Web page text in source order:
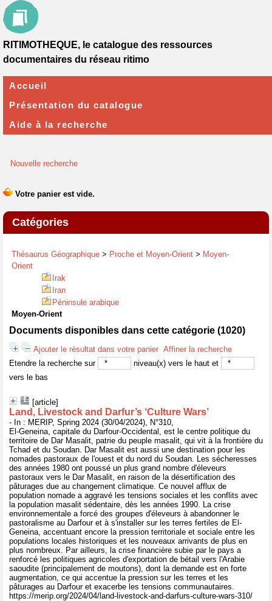
Nouvelle recherche
Catégories
Thésaurus Géographique > Proche et Moyen-Orient > Moyen-
Orient
Irak
Iran
Péninsule arabique
Moyen-Orient
Documents disponibles dans cette catégorie (1020)
Ajouter le résultat dans votre panier Affiner la recherche
Etendre la recherche sur
niveau(x) vers le haut et
vers le bas
[article]
Land, Livestock and Darfur’s ‘Culture Wars’
- In : MERIP, Spring 2024 (30/04/2024), N°310,
El-Geneina, capitale du Darfour-Occidental, est le centre politique du
territoire de Dar Masalit, patrie du peuple masalit, qui vit à la frontière du
Tchad et du Soudan. Dar Masalit est aussi une destination pour les
nomades pastoraux de l'ouest et du nord du Soudan. Les sécheresses
des années 1980 ont poussé un plus grand nombre d'éleveurs
pastoraux vers le Dar Masalit, en raison de la désertification des
pâturages due au changement climatique. Ce nouvel afflux de
population nomade a aggravé les tensions sociales et les conflits avec
la population masalit sédentaire, dès les années 1990. La crise
environnementale a forcé des groupes d'éleveurs à abandonner le
pastoralisme au Darfour et à s'installer sur les terres fertiles de El-
Geneina, accentuant encore la pression territoriale et sociale entre les
populations locales historiques et les nouveaux arrivants de plus en
plus nombreux. Par ailleurs, la crise financière subie par le pays a
renforcé les politiques agricoles d'exportation de bétail vers l'Arabie
saoudite (principalement de moutons), dont la demande est en forte
augmentation, ce qui accentue la pression sur les terres et les
pâturages au Darfour et exacerbe les tensions communautaires.
https://merip.org/2024/04/land-livestock-and-darfurs-culture-wars-310/
RITIMOTHEQUE, le catalogue des ressources
documentaires du réseau ritimo
Accueil
Présentation du catalogue
Aide à la recherche